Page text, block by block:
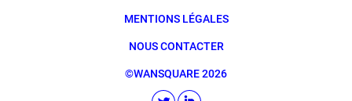
MENTIONS LÉGALES
NOUS CONTACTER
©WANSQUARE 2026